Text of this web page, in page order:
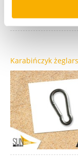
Karabińczyk